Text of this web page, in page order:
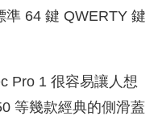
準 64 鍵 QWERTY 鍵
Pro 1 很容易讓人想
等幾款經典的側滑蓋